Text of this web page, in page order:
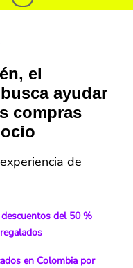
el
ayudar
compras
de
del 50 %
en Colombia por